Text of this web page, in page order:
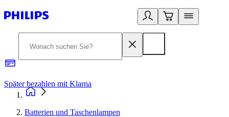
Später bezahlen mit Klarna
Batterien und Taschenlampen